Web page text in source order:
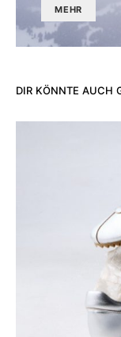
MEHR
DIR KÖNNTE AUCH